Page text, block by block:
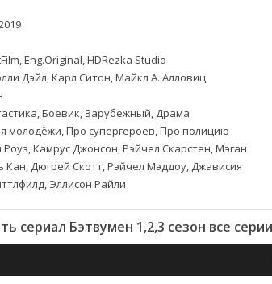
Фантастика
Eng.Original, HDRezka Studio
Дэйл, Карл Ситон, Майкл А. Алловиц
Боевик, Зарубежный, Драма
молодёжи, Про супергероев, Про полицию
Роуз, Камрус Джонсон, Рэйчел Скарстен, Мэган
Кан, Дюгрей Скотт, Рэйчел Мэддоу, Джависия
Эллисон Райли
сериал Бэтвумен 1,2,3 сезон все